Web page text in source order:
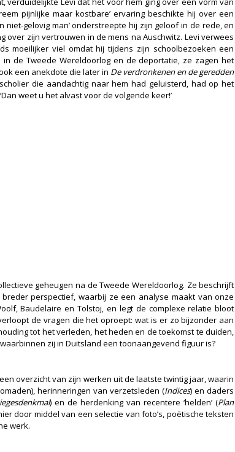
pijnlijke maar kostbare’ ervaring beschikte hij over een
niet-gelovig man’ onderstreepte hij zijn geloof in de rede, en
zijn vertrouwen in de mens na Auschwitz. Levi verwees
moeilijker viel omdat hij tijdens zijn schoolbezoeken een
in de Tweede Wereldoorlog en de deportatie, ze zagen het
een anekdote die later in De verdronkenen en de geredden
die aandachtig naar hem had geluisterd, had op het
weet u het alvast voor de volgende keer!’
geheugen na de Tweede Wereldoorlog. Ze beschrijft
perspectief, waarbij ze een analyse maakt van onze
Baudelaire en Tolstoj, en legt de complexe relatie bloot
de vragen die het oproept: wat is er zo bijzonder aan
tot het verleden, het heden en de toekomst te duiden,
zij in Duitsland een toonaangevend figuur is?
overzicht van zijn werken uit de laatste twintig jaar, waarin
herinneringen van verzetsleden (Indices) en daders
) en de herdenking van recentere ‘helden’ (Plan
door middel van een selectie van foto’s, poëtische teksten
werk.